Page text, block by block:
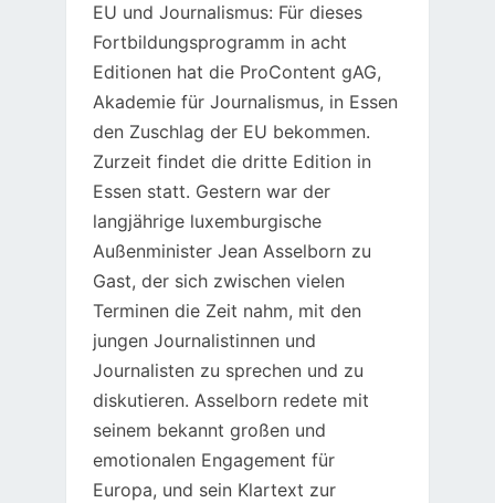
EU und Journalismus: Für dieses
Fortbildungsprogramm in acht
Editionen hat die ProContent gAG,
Akademie für Journalismus, in Essen
den Zuschlag der EU bekommen.
Zurzeit findet die dritte Edition in
Essen statt. Gestern war der
langjährige luxemburgische
Außenminister Jean Asselborn zu
Gast, der sich zwischen vielen
Terminen die Zeit nahm, mit den
jungen Journalistinnen und
Journalisten zu sprechen und zu
diskutieren. Asselborn redete mit
seinem bekannt großen und
emotionalen Engagement für
Europa, und sein Klartext zur